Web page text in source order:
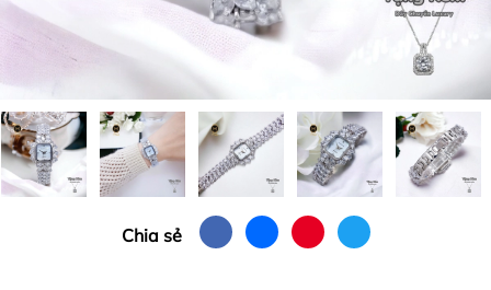
Chia sẻ